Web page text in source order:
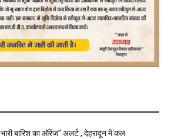
भारी बारिश का ऑरेंज” अलर्ट , देहरादून में कल